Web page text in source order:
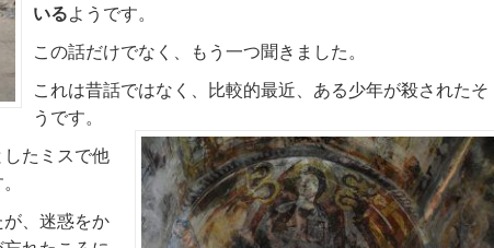
いるようです。
この話だけでなく、もう一つ聞きました。
これは昔話ではなく、比較的最近、ある少年が殺されたそ
うです。
たミスで他
、迷惑をか